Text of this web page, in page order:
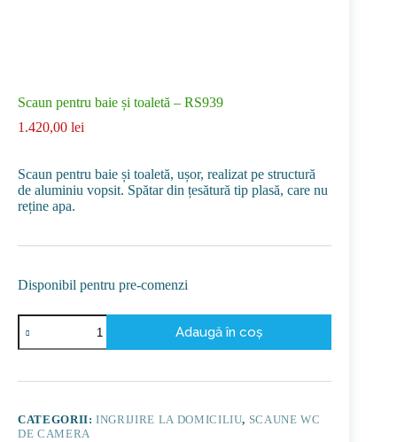
Scaun pentru baie și toaletă – RS939
1.420,00 lei
Scaun pentru baie și toaletă, ușor, realizat pe structură
de aluminiu vopsit. Spătar din țesătură tip plasă, care nu
reține apa.
Disponibil pentru pre-comenzi
Cantitate
Scaun
pentru
și
RS939
Adaugă în coș
CATEGORII:INGRIJIRE LA DOMICILIU, SCAUNE WC
DE CAMERA